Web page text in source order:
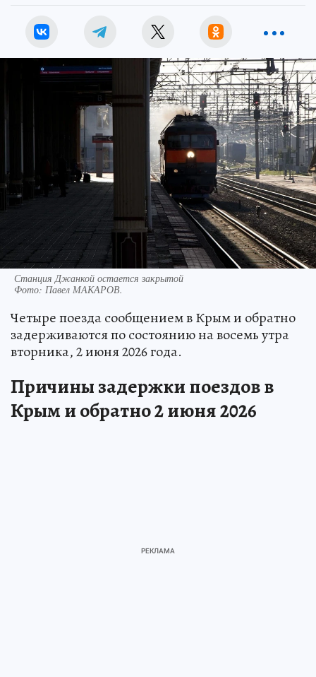
Станция Джанкой остается закрытой
Фото: Павел МАКАРОВ.
Четыре поезда сообщением в Крым и обратно
задерживаются по состоянию на восемь утра
вторника, 2 июня 2026 года.
Причины задержки поездов в
Крым и обратно 2 июня 2026